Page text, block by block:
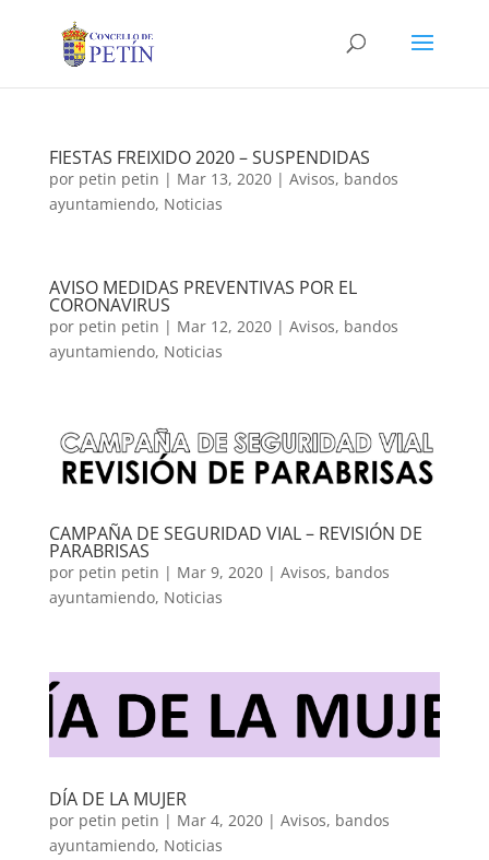
FIESTAS FREIXIDO 2020 – SUSPENDIDAS
por petin petin | Mar 13, 2020| Avisos, bandos
ayuntamiendo, Noticias
AVISO MEDIDAS PREVENTIVAS POR EL
CORONAVIRUS
por petin petin | Mar 12, 2020| Avisos, bandos
ayuntamiendo, Noticias
CAMPAÑA DE SEGURIDAD VIAL – REVISIÓN DE
PARABRISAS
por petin petin | Mar 9, 2020| Avisos, bandos
ayuntamiendo, Noticias
DÍA DE LA MUJER
por petin petin | Mar 4, 2020| Avisos, bandos
ayuntamiendo, Noticias